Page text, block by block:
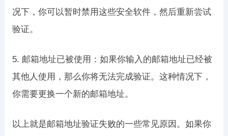
况下，你可以暂时禁用这些安全软件，然后重新尝试
验证。
5. 邮箱地址已被使用：如果你输入的邮箱地址已经被
其他人使用，那么你将无法完成验证。这种情况下，
你需要更换一个新的邮箱地址。
以上就是邮箱地址验证失败的一些常见原因。如果你